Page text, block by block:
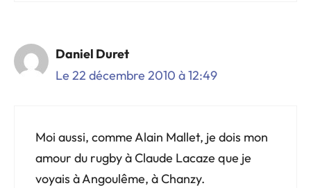
Daniel Duret
Le 22 décembre 2010 à 12:49
Moi aussi, comme Alain Mallet, je dois mon
amour du rugby à Claude Lacaze que je
voyais à Angoulême, à Chanzy.